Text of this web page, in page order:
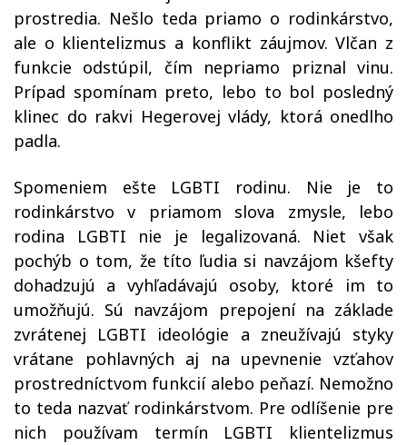
prostredia. Nešlo teda priamo o rodinkárstvo,
ale o klientelizmus a konflikt záujmov. Vlčan z
funkcie odstúpil, čím nepriamo priznal vinu.
Prípad spomínam preto, lebo to bol posledný
klinec do rakvi Hegerovej vlády, ktorá onedlho
padla.
Spomeniem ešte LGBTI rodinu. Nie je to
rodinkárstvo v priamom slova zmysle, lebo
rodina LGBTI nie je legalizovaná. Niet však
pochýb o tom, že títo ľudia si navzájom kšefty
dohadzujú a vyhľadávajú osoby, ktoré im to
umožňujú. Sú navzájom prepojení na základe
zvrátenej LGBTI ideológie a zneužívajú styky
vrátane pohlavných aj na upevnenie vzťahov
prostredníctvom funkcií alebo peňazí. Nemožno
to teda nazvať rodinkárstvom. Pre odlíšenie pre
nich používam termín LGBTI klientelizmus